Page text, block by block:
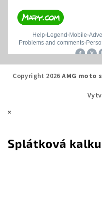
Copyright 2026AMG moto
×
Splátková